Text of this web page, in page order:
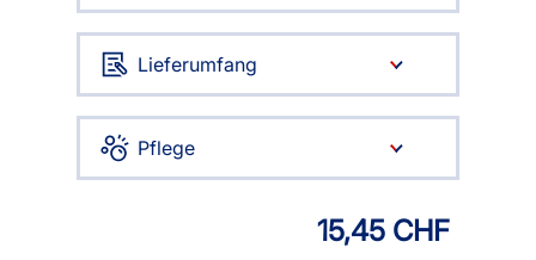
Lieferumfang
Pflege
15,45 CHF